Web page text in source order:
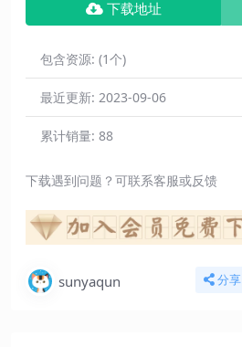
下载地址
包含资源: (1个)
最近更新: 2023-09-06
累计销量: 88
下载遇到问题？可联系客服或反馈
sunyaqun 分享